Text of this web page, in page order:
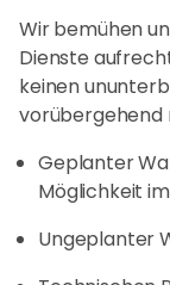
Wir bemühen
Dienste
keinen
vorübergehend
Geplanter
Möglichkeit
Ungeplanter